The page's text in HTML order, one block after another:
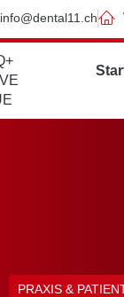
info@dental11.ch
PRAXIS &